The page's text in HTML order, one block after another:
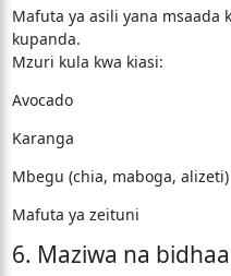
Mafuta ya asili yana msaada
kupanda.
Mzuri kula kwa kiasi:
Avocado
Karanga
Mbegu (chia, maboga, alizeti)
Mafuta ya zeituni
6. Maziwa na